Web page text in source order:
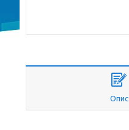
Опис